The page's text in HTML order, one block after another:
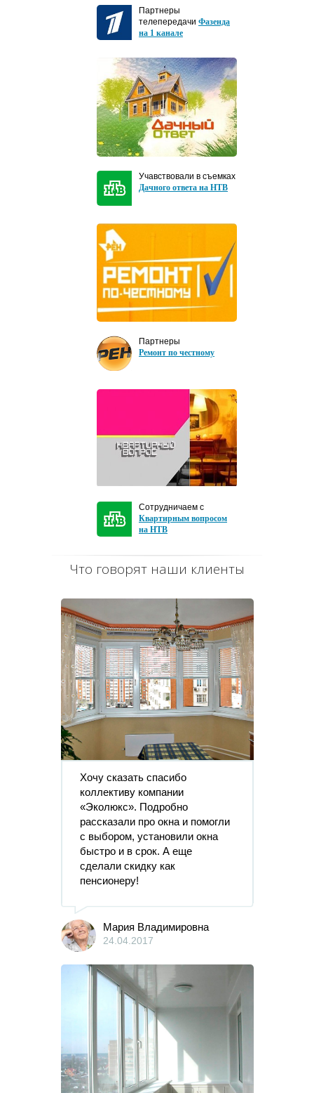
Партнеры
телепередачи Фазенда
на 1 канале
Учавствовали в съемках
Дачного ответа на НТВ
Партнеры
Ремонт по честному
Сотрудничаем с
Квартирным вопросом
на НТВ
Что говорят наши клиенты
Хочу сказать спасибо
коллективу компании
«Эколюкс». Подробно
рассказали про окна и помогли
с выбором, установили окна
быстро и в срок. А еще
сделали скидку как
пенсионеру!
Мария Владимировна
24.04.2017